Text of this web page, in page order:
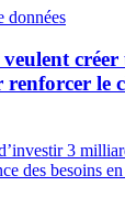
données
créer
renforcer le
3
des besoins